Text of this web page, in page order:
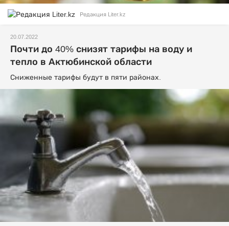
Редакция Liter.kz
20.07.2022
Почти до 40% снизят тарифы на воду и
тепло в Актюбинской области
Сниженные тарифы будут в пяти районах.